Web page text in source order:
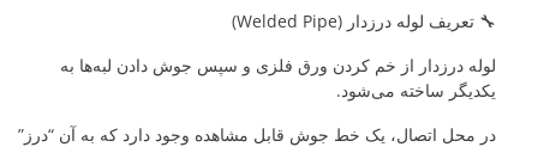
🔧 تعریف لوله درزدار (Welded Pipe)
لوله درزدار از خم کردن ورق فلزی و سپس جوش دادن لبه‌ها به
یکدیگر ساخته می‌شود.
در محل اتصال، یک خط جوش قابل مشاهده وجود دارد که به آن “درز”